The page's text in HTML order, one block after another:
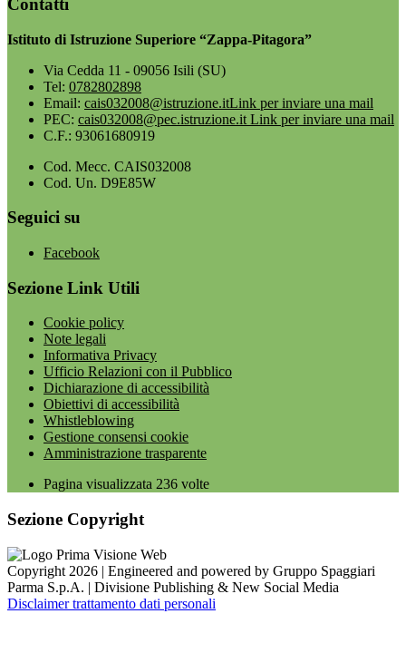
Contatti
Istituto di Istruzione Superiore “Zappa-Pitagora”
Via Cedda 11 - 09056 Isili (SU)
Tel: 0782802898
Email: cais032008@istruzione.itLink per inviare una mail
PEC: cais032008@pec.istruzione.it Link per inviare una mail
C.F.: 93061680919
Cod. Mecc. CAIS032008
Cod. Un. D9E85W
Seguici su
Facebook
Sezione Link Utili
Cookie policy
Note legali
Informativa Privacy
Ufficio Relazioni con il Pubblico
Dichiarazione di accessibilità
Obiettivi di accessibilità
Whistleblowing
Gestione consensi cookie
Amministrazione trasparente
Pagina visualizzata 236 volte
Sezione Copyright
Copyright 2026 | Engineered and powered by Gruppo Spaggiari
Parma S.p.A. | Divisione Publishing & New Social Media
Disclaimer trattamento dati personali